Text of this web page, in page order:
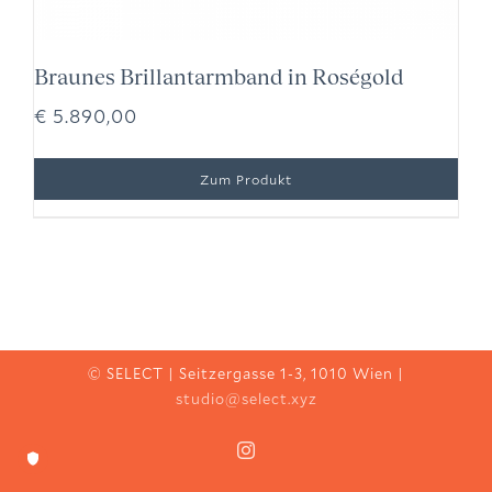
Braunes Brillantarmband in Roségold
€ 5.890,00
© SELECT | Seitzergasse 1-3, 1010 Wien |
studio@select.xyz
Instagram